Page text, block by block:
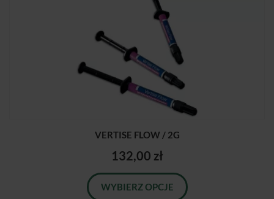
VERTISE FLOW / 2G
132,00 zł
WYBIERZ OPCJE